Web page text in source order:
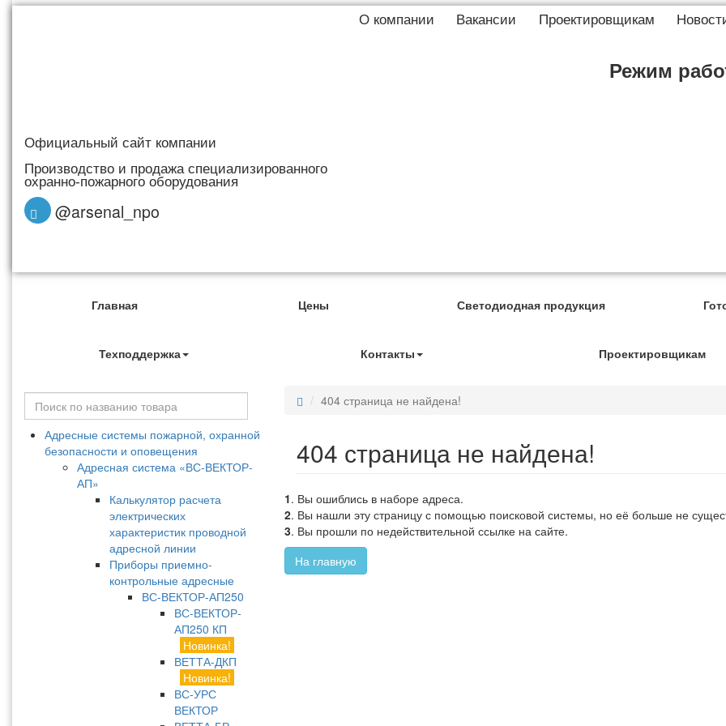
О компании Вакансии Проектировщикам
Официальный сайт компании
Производство и продажа специализированного
охранно-пожарного оборудования
@arsenal_npo
Режим
Главная Цены Светодиодная продукция
Техподдержка Контакты Проектировщикам
Адресные системы пожарной, охранной
безопасности и оповещения
Адресная система «ВС-ВЕКТОР-
АП»
Калькулятор расчета
электрических
характеристик проводной
адресной линии
Приборы приемно-
контрольные адресные
ВС-ВЕКТОР-АП250
ВС-ВЕКТОР-
АП250 КП
Новинка!
ВЕТТА-ДКП
Новинка!
ВС-УРС
ВЕКТОР
404 страница не найдена!
404 страница не найдена!
1. Вы ошиблись в наборе адреса.
2. Вы нашли эту страницу с помощью поисковой системы, но её больше не
3. Вы прошли по недействительной ссылке на сайте.
На главную